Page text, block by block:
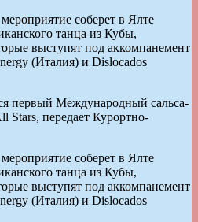
соберет в Ялте
танца из Кубы,
выступят под аккомпанемент
(Италия) и Dislocados
первый Международный сальса-
Stars, передает Курортно-
соберет в Ялте
танца из Кубы,
выступят под аккомпанемент
(Италия) и Dislocados